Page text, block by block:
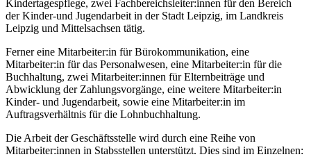
Kindertagespflege, zwei Fachbereichsleiter:innen für den Bereich
der Kinder-und Jugendarbeit in der Stadt Leipzig, im Landkreis
Leipzig und Mittelsachsen tätig.
Ferner eine Mitarbeiter:in für Bürokommunikation, eine
Mitarbeiter:in für das Personalwesen, eine Mitarbeiter:in für die
Buchhaltung, zwei Mitarbeiter:innen für Elternbeiträge und
Abwicklung der Zahlungsvorgänge, eine weitere Mitarbeiter:in
Kinder- und Jugendarbeit, sowie eine Mitarbeiter:in im
Auftragsverhältnis für die Lohnbuchhaltung.
Die Arbeit der Geschäftsstelle wird durch eine Reihe von
Mitarbeiter:innen in Stabsstellen unterstützt. Dies sind im Einzelnen: